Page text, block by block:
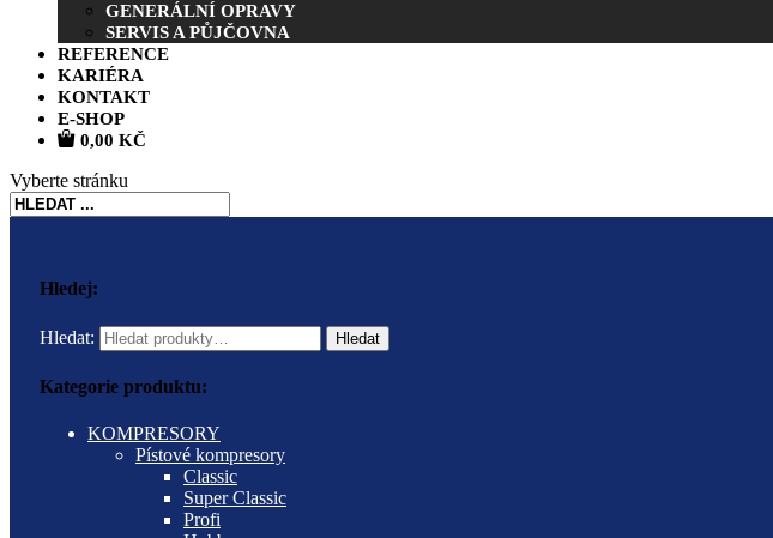
GENERÁLNÍ OPRAVY
SERVIS A PŮJČOVNA
REFERENCE
KARIÉRA
KONTAKT
E-SHOP
0,00 KČ
Vyberte stránku
Hledej:
Hledat: Hledat
Kategorie produktu:
KOMPRESORY
Pístové kompresory
Classic
Super Classic
Profi